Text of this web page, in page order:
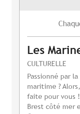
Les
CULTURELLE
Passionné par
maritime ?
faite pour vous
Brest côté mer